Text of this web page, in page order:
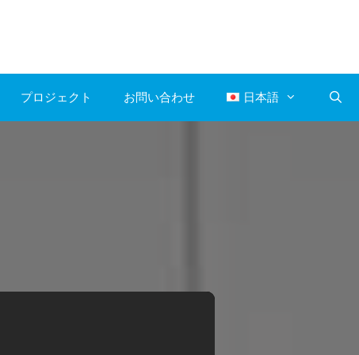
プロジェクト お問い合わせ 日本語